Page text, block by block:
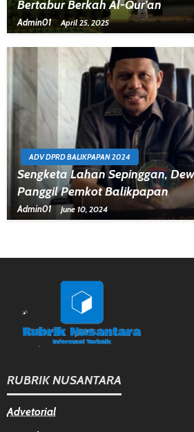
Bertabur Berkah Al-Qur’an
Admin01 April 25, 2025
ADV DPRD BALIKPAPAN 2024
Sengketa Lahan Sepinggan,
Panggil Pemkot Balikpapan
Admin01 June 10, 2024
RUBRIK NUSANTARA
Advetorial